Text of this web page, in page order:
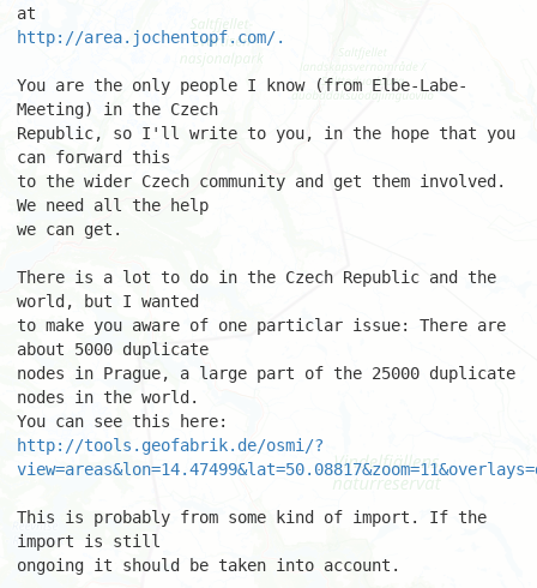
http://area.jochentopf.com/.
You are the only people I know (from Elbe-Labe-
Meeting) in the Czech
Republic, so I'll write to you, in the hope that you
can forward this
to the wider Czech community and get them involved.
We need all the help
we can get.
There is a lot to do in the Czech Republic and the
world, but I wanted
to make you aware of one particlar issue: There are
about 5000 duplicate
nodes in Prague, a large part of the 25000 duplicate
nodes in the world.
http://tools.geofabrik.de/osmi/?
This is probably from some kind of import. If the
import is still
ongoing it should be taken into account.